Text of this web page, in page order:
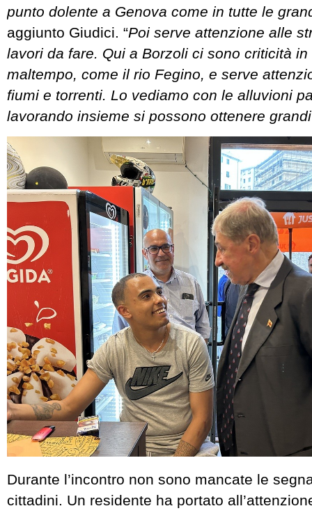
punto dolente a Genova come in tutte le
aggiunto Giudici. “Poi serve attenzione alle
lavori da fare. Qui a Borzoli ci sono criticità in
maltempo, come il rio Fegino, e serve
fiumi e torrenti. Lo vediamo con le alluvioni
lavorando insieme si possono ottenere
Durante l’incontro non sono mancate le
cittadini. Un residente ha portato